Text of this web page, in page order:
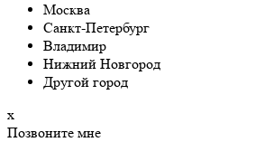
Москва
Санкт-Петербург
Владимир
Нижний Новгород
Другой город
х
Позвоните мне